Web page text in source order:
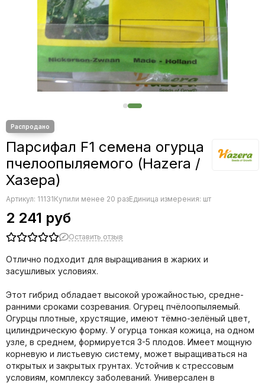
Редька
Спаржа
Земляника
Микрозелень - семена для проращивания
Фасоль
Фенхель
Парсифал F1 семена огурца
пчелоопыляемого (Hazera /
Хазера)
Артикул: 11131Купили менее 20 разЕдиница измерения: шт
2 241 руб
Оставить отзыв
Отлично подходит для выращивания в жарких и
засушливых условиях.
Этот гибрид обладает высокой урожайностью, средне-
ранними сроками созревания. Огурец пчёлоопыляемый.
Огурцы плотные, хрустящие, имеют тёмно-зелёный цвет,
цилиндрическую форму. У огурца тонкая кожица, на одном
узле, в среднем, формируется 3-5 плодов. Имеет мощную
корневую и листьевую систему, может выращиваться на
открытых и закрытых грунтах. Устойчив к стрессовым
условиям, комплексу заболеваний. Универсален в